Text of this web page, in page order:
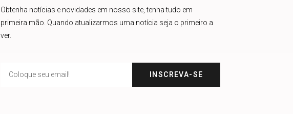
Obtenha notícias e novidades em nosso site, tenha tudo em
primeira mão. Quando atualizarmos uma notícia seja o primeiro a
ver.
INSCREVA-SE